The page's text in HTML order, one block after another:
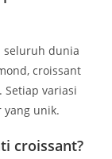
seluruh dunia
croissant
Setiap variasi
yang unik.
croissant?